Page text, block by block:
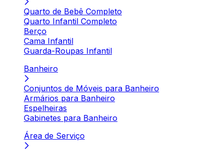
Quarto de Bebê Completo
Quarto Infantil Completo
Berço
Cama Infantil
Guarda-Roupas Infantil
Banheiro
Conjuntos de Móveis para Banheiro
Armários para Banheiro
Espelheiras
Gabinetes para Banheiro
Área de Serviço